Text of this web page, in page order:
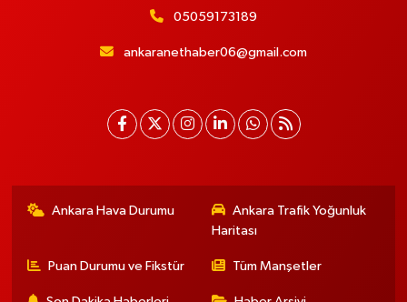
05059173189
ankaranethaber06@gmail.com
Ankara Hava Durumu
Ankara Trafik Yoğunluk
Haritası
Puan Durumu ve Fikstür Tüm Manşetler